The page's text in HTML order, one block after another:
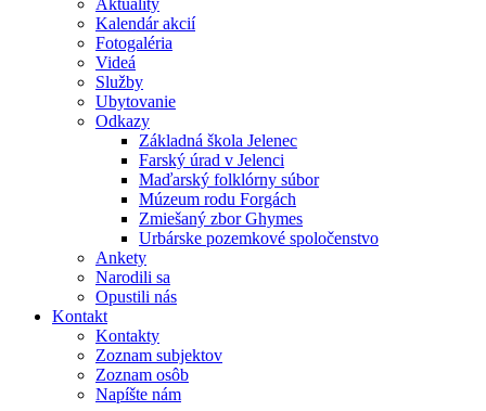
Aktuality
Kalendár akcií
Fotogaléria
Videá
Služby
Ubytovanie
Odkazy
Základná škola Jelenec
Farský úrad v Jelenci
Maďarský folklórny súbor
Múzeum rodu Forgách
Zmiešaný zbor Ghymes
Urbárske pozemkové spoločenstvo
Ankety
Narodili sa
Opustili nás
Kontakt
Kontakty
Zoznam subjektov
Zoznam osôb
Napíšte nám